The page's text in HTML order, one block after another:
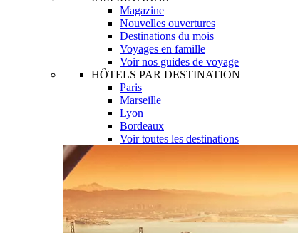
Magazine
Nouvelles ouvertures
Destinations du mois
Voyages en famille
Voir nos guides de voyage
HÔTELS PAR DESTINATION
Paris
Marseille
Lyon
Bordeaux
Voir toutes les destinations